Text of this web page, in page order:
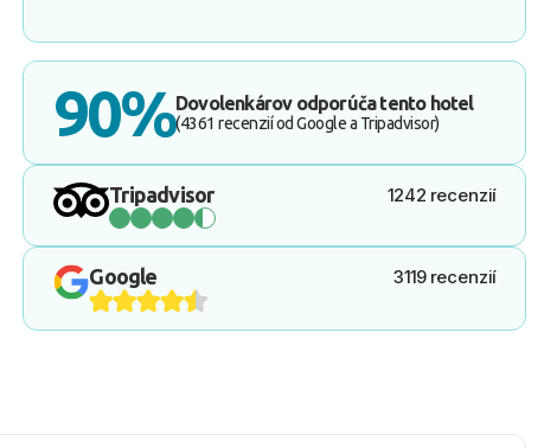
90%Dovolenkárov odporúča tento hotel
(4361 recenzií od Google a Tripadvisor)
Tripadvisor 1242 recenzií
Google 3119 recenzií